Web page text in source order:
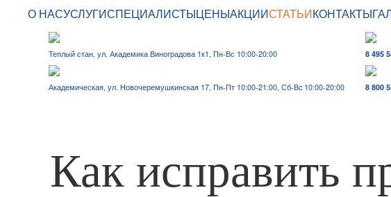
Skip to main content
О НАСУСЛУГИСПЕЦИАЛИСТЫЦЕНЫАКЦИИСТАТЬИКОНТАКТЫ
Теплый стан, ул. Академика Виноградова 1к1, Пн-Вс 10:00-20:00
Академическая, ул. Новочеремушкинская 17, Пн-Пт 10:00-21:00, Сб-Вc 10:00-20:00
8 495
8 800
Как исправить